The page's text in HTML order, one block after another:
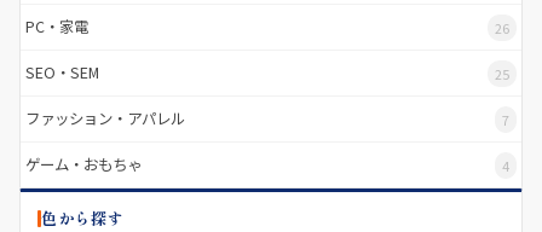
PC・家電 26
SEO・SEM 25
ファッション・アパレル 7
ゲーム・おもちゃ 4
色から探す